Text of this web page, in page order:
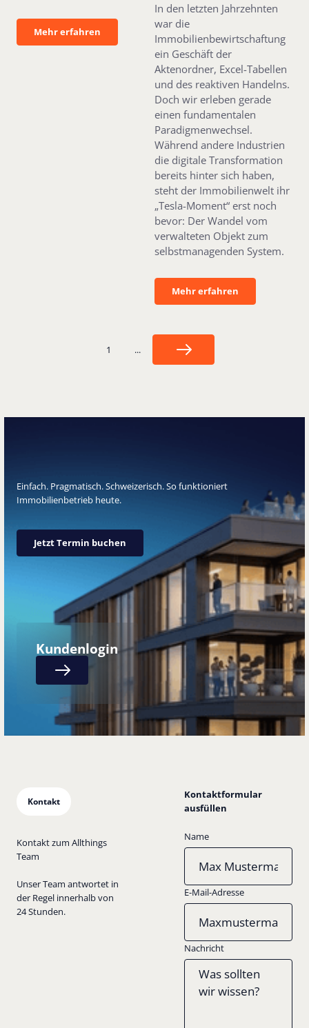
Mehr erfahren
Mehr erfahren
In den letzten Jahrzehnten
war die
Immobilienbewirtschaftung
ein Geschäft der
Aktenordner, Excel-Tabellen
und des reaktiven Handelns.
Doch wir erleben gerade
einen fundamentalen
Paradigmenwechsel.
Während andere Industrien
die digitale Transformation
bereits hinter sich haben,
steht der Immobilienwelt ihr
„Tesla-Moment“ erst noch
bevor: Der Wandel vom
verwalteten Objekt zum
selbstmanagenden System.
Mehr erfahren
Mehr erfahren
1 ...
Einfach. Pragmatisch. Schweizerisch. So funktioniert
Immobilienbetrieb heute.
Jetzt Termin buchen
Jetzt Termin buchen
Kundenlogin
Kontakt
Kontakt zum Allthings
Team
Unser Team antwortet in
der Regel innerhalb von
24 Stunden.
Kontaktformular
ausfüllen
Name
E-Mail-Adresse
Nachricht